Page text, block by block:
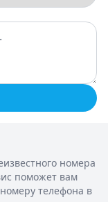
номера
поможет вам
телефона в